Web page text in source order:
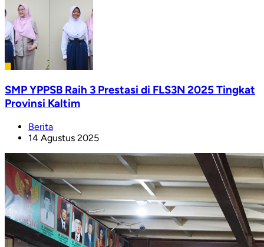
SMP YPPSB Raih 3 Prestasi di FLS3N 2025 Tingkat
Provinsi Kaltim
Berita
14 Agustus 2025